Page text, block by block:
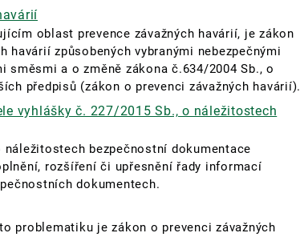
oblast prevence závažných havárií, je zákon
havárií způsobených vybranými nebezpečnými
a o změně zákona č.634/2004 Sb., o
předpisů (zákon o prevenci závažných havárií).
vyhlášky č. 227/2015 Sb., o náležitostech
náležitostech bezpečnostní dokumentace
rozšíření či upřesnění řady informací
dokumentech.
problematiku je zákon o prevenci závažných